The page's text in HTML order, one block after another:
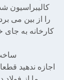
شده است، که
می برد.این رول
جای خود می
ساخت برای
قطعات پايين